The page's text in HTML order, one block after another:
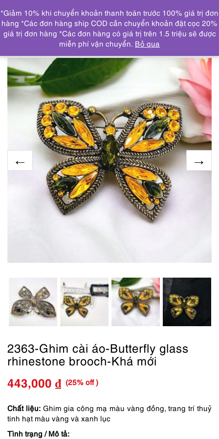
DANH MỤC
Trang chủ TRANG SỨC KHUYÊN TAI
2363-Ghim cài
áo-Butterfly glass rhinestone brooch-Khá mới
2363-Ghim cài áo-Butterfly glass
rhinestone brooch-Khá mới
Giá
gốc
là:
443,000 ₫
Giá
hiện
tại
(25% off )
Chất liệu:Ghim gia công mạ màu vàng đồng, trang trí thuỷ
tinh hạt màu vàng và xanh lục
Tình trạng / Mô tả:
*Giảm 10% khi chuyển khoản thanh toán trước 100% giá trị đơn
hàng *Các đơn hàng ship COD cần chuyển khoản đặt cọc 20%
giá trị đơn hàng *Các đơn hàng có giá trị trên 1.5 triệu sẽ được
miễn phí vận chuyển. Bỏ qua